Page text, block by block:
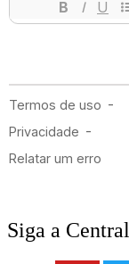
Siga a Central